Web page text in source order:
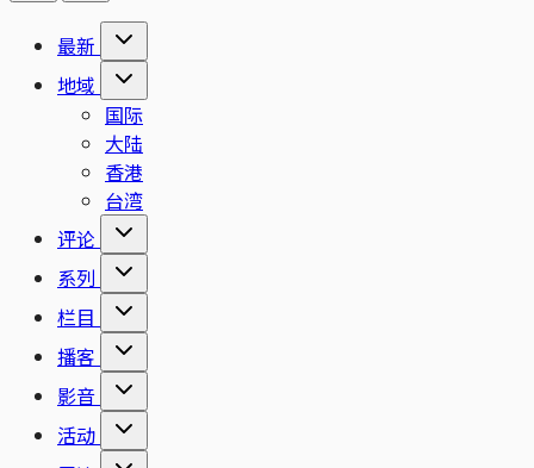
最新
地域
国际
大陆
香港
台湾
评论
系列
栏目
播客
影音
活动